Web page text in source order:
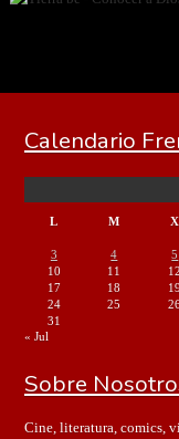
Calendario
L M X
3
4 5
10
11 12
17
18 19
24
25
31
« Jul
Sobre
Cine, literatura, comics,